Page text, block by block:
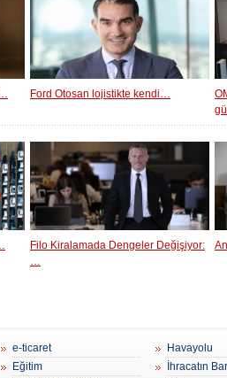
Ford Otosan lojistikte kendi…
Filo Kiralamada Dengeler Değişiyor:
…
e-ticaret
Eğitim
Havayolu
İhracatın